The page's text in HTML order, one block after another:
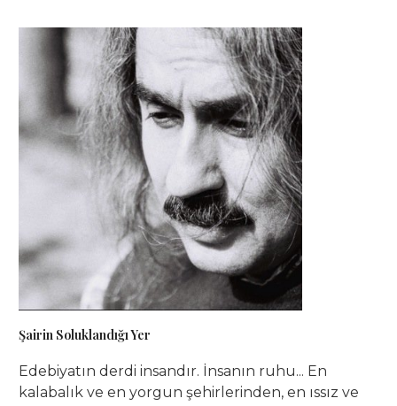
mekâna bağladığını anlatan bir sürü örnekten
biridir sarnıcın sesi. Geceleri bütün kalenin
koridorlarını dolaşan bu ses, ilk geceden
Dragon’un uykusunu zehretmesine rağmen, daha
Şairin Soluklandığı Yer
Edebiyatın derdi insandır. İnsanın ruhu... En
kalabalık ve en yorgun şehirlerinden, en ıssız ve